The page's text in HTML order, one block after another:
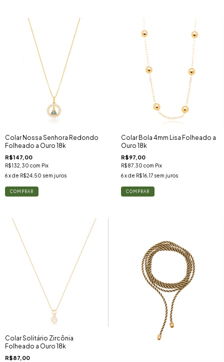
Colar Nossa Senhora Redondo
Folheado a Ouro 18k
R$147,00
R$132,30 com Pix
6x de R$24,50 sem juros
Colar Bola 4mm Lisa Folheado a
Ouro 18k
R$97,00
R$87,30 com Pix
6 x de R$16,17 sem juros
Colar Solitário Zircônia
Folheado a Ouro 18k
R$87,00